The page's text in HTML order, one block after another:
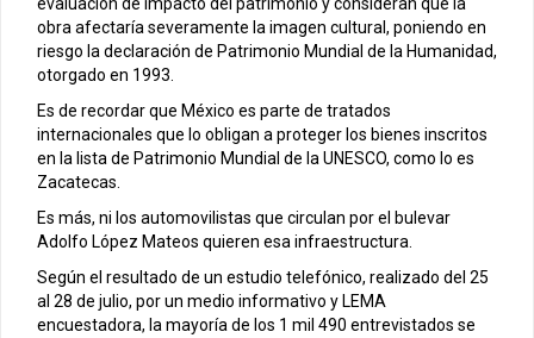
evaluación de impacto del patrimonio y consideran que la
obra afectaría severamente la imagen cultural, poniendo en
riesgo la declaración de Patrimonio Mundial de la Humanidad,
otorgado en 1993.
Es de recordar que México es parte de tratados
internacionales que lo obligan a proteger los bienes inscritos
en la lista de Patrimonio Mundial de la UNESCO, como lo es
Zacatecas.
Es más, ni los automovilistas que circulan por el bulevar
Adolfo López Mateos quieren esa infraestructura.
Según el resultado de un estudio telefónico, realizado del 25
al 28 de julio, por un medio informativo y LEMA
encuestadora, la mayoría de los 1 mil 490 entrevistados se